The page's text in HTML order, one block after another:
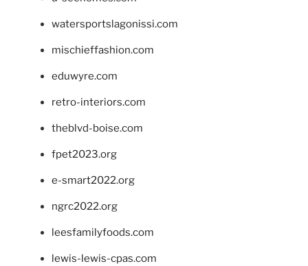
watersportslagonissi.com
mischieffashion.com
eduwyre.com
retro-interiors.com
theblvd-boise.com
fpet2023.org
e-smart2022.org
ngrc2022.org
leesfamilyfoods.com
lewis-lewis-cpas.com